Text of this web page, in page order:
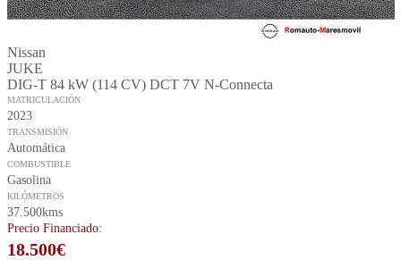
Nissan
JUKE
DIG-T 84 kW (114 CV) DCT 7V N-Connecta
MATRICULACIÓN
2023
TRANSMISIÓN
Automática
COMBUSTIBLE
Gasolina
KILÓMETROS
37.500kms
Precio Financiado:
18.500€